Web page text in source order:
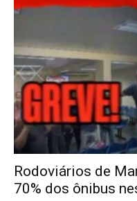
Rodoviários de
70% dos ônibus